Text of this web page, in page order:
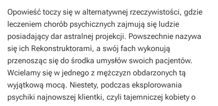
Opowieść toczy się w alternatywnej rzeczywistości, gdzie
leczeniem chorób psychicznych zajmują się ludzie
posiadający dar astralnej projekcji. Powszechnie nazywa
się ich Rekonstruktorami, a swój fach wykonują
przenosząc się do środka umysłów swoich pacjentów.
Wcielamy się w jednego z mężczyzn obdarzonych tą
wyjątkową mocą. Niestety, podczas eksplorowania
psychiki najnowszej klientki, czyli tajemniczej kobiety o